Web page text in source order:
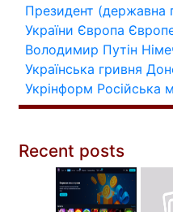
Президент (державна
України Європа
Володимир Путін
Українська гривня
Укрінформ Російська
Recent posts